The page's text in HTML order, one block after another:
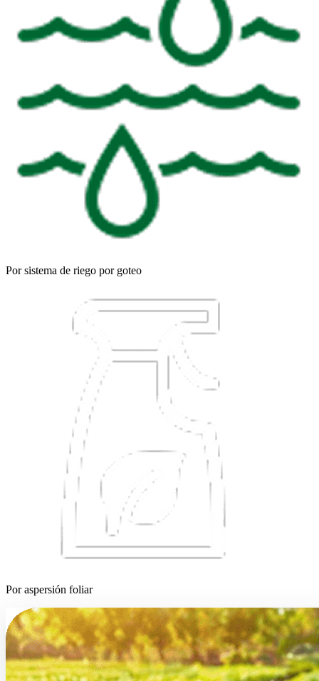
Por sistema de riego por goteo
Por aspersión foliar